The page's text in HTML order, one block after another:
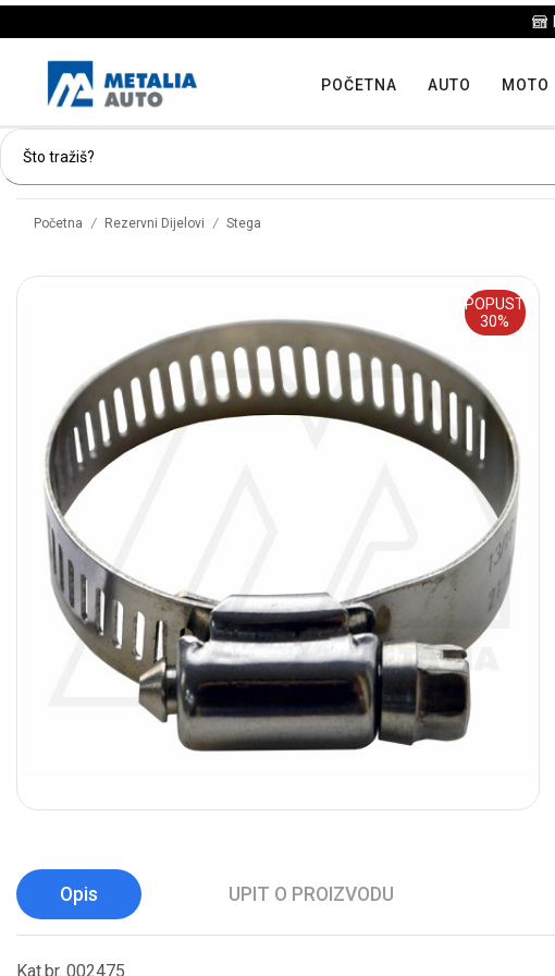
POČETNA AUTO MOTO
Početna / Rezervni Dijelovi / Stega
POPUST
30%
Opis UPIT O PROIZVODU
Kat.br. 002475